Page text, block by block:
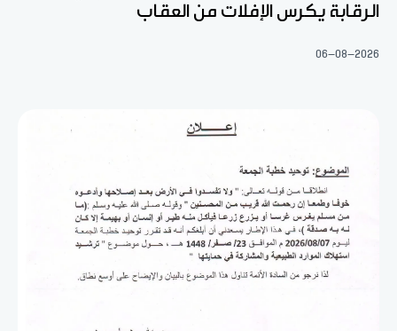
الرقابة يكرس الإفلات من العقاب
06-08-2026